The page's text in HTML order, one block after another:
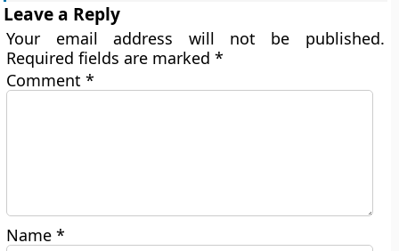
Leave a Reply
Your email address will not be published.
Required fields are marked*
Comment*
Name*